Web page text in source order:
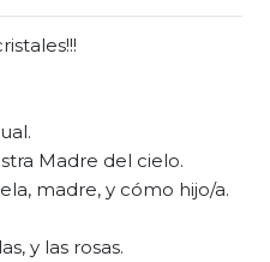
Madre del cielo.
madre, y cómo hijo/a.
y las rosas.